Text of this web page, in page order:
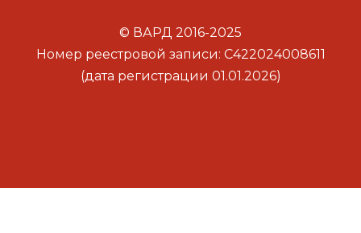
© ВАРД 2016-2025
Номер реестровой записи: С422024008611
(дата регистрации 01.01.2026)